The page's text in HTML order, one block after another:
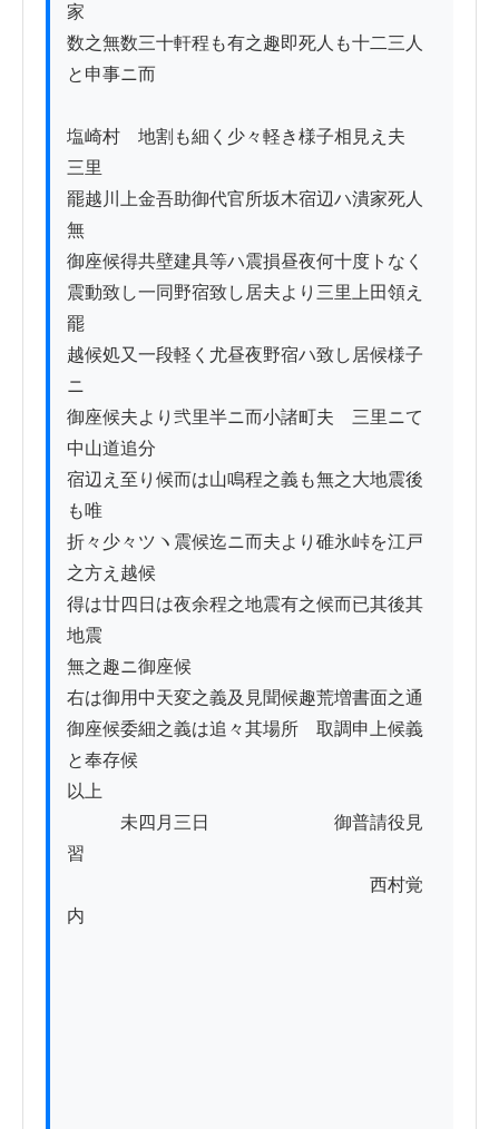
家
数之無数三十軒程も有之趣即死人も十二三人
と申事ニ而
塩崎村ゟ地割も細く少々軽き様子相見え夫ゟ
三里
罷越川上金吾助御代官所坂木宿辺ハ潰家死人
無
御座候得共壁建具等ハ震損昼夜何十度トなく
震動致し一同野宿致し居夫より三里上田領え
罷
越候処又一段軽く尤昼夜野宿ハ致し居候様子
ニ
御座候夫より弐里半ニ而小諸町夫ゟ三里ニて
中山道追分
宿辺え至り候而は山鳴程之義も無之大地震後
も唯
折々少々ツヽ震候迄ニ而夫より碓氷峠を江戸
之方え越候
得は廿四日は夜余程之地震有之候而已其後其
地震
無之趣ニ御座候
右は御用中天変之義及見聞候趣荒増書面之通
御座候委細之義は追々其場所ゟ取調申上候義
と奉存候
以上
未四月三日　　　　　　　御普請役見
習
西村覚
内